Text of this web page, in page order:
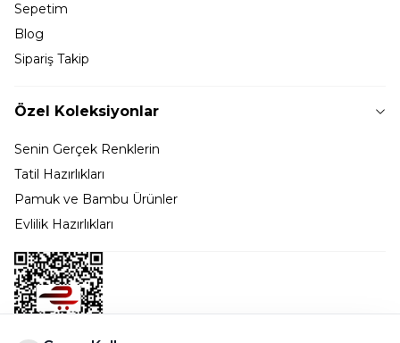
Sepetim
Blog
Sipariş Takip
Özel Koleksiyonlar
Senin Gerçek Renklerin
Tatil Hazırlıkları
Pamuk ve Bambu Ürünler
Evlilik Hazırlıkları